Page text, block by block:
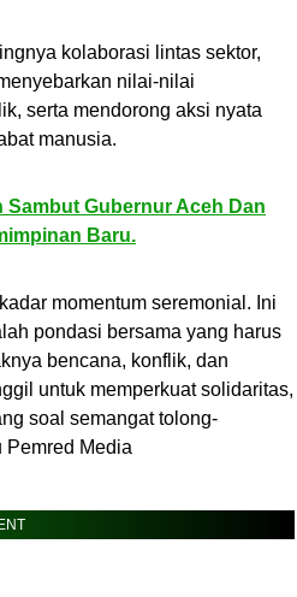
kolaborasi lintas sektor,
nilai-nilai
serta mendorong aksi nyata
manusia.
Sambut Gubernur Aceh Dan
Baru.
momentum seremonial. Ini
pondasi bersama yang harus
bencana, konflik, dan
untuk memperkuat solidaritas,
soal semangat tolong-
Pemred Media